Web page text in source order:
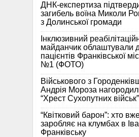
ДНК-експертиза
загибель воїна Миколи
з Долинської громади
Інклюзивний
майданчик облаштували
пацієнтів Франківської
№1 (ФОТО)
Військового з
Андрія Мороза
“Хрест Сухопутних військ”
“Квітковий барон”: хто
заробляє на клумбах в
Франківську